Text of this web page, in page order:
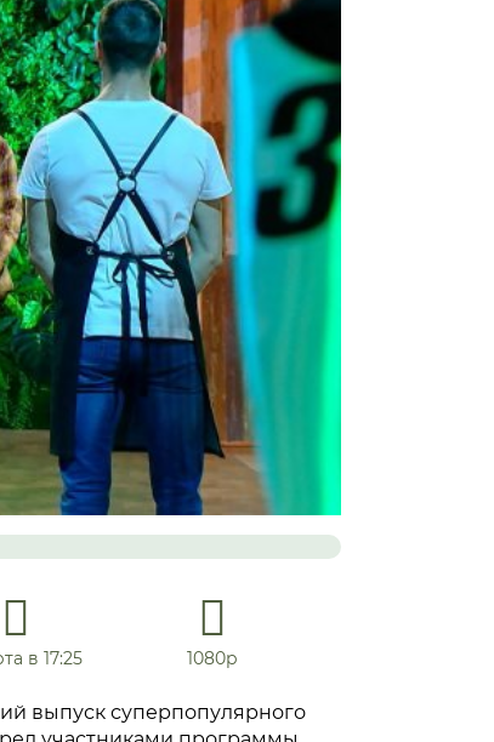
в 17:25 1080р
выпуск суперпопулярного